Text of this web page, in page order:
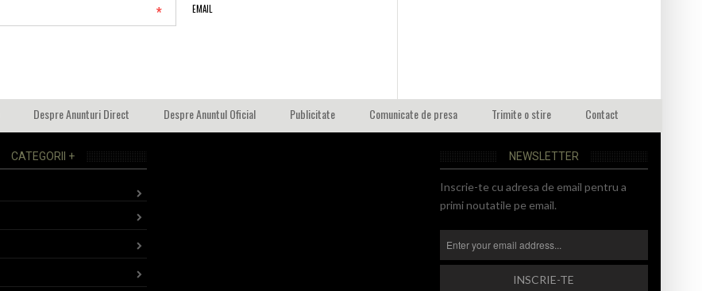
EMAIL
*
Despre Anunturi Direct Despre Anuntul Oficial Publicitate Comunicate de presa Trimite o stire Contact
CATEGORII + NEWSLETTER
Inscrie-te cu adresa de email pentru a
primi noutatile pe email.